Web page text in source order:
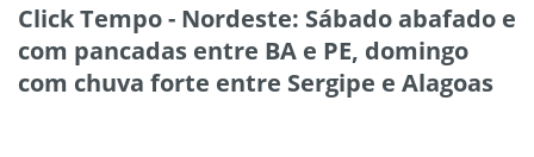
Click Tempo - Nordeste: Sábado abafado e
com pancadas entre BA e PE, domingo
com chuva forte entre Sergipe e Alagoas